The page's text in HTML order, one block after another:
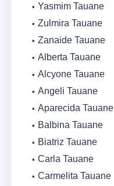
Yasmim Tauane
Zulmira Tauane
Zanaide Tauane
Alberta Tauane
Alcyone Tauane
Angeli Tauane
Aparecida Tauane
Balbina Tauane
Biatriz Tauane
Carla Tauane
Carmelita Tauane